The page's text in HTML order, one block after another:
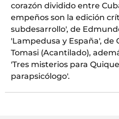
corazón dividido entre
empeños son la edición
subdesarrollo', de
'Lampedusa y España', de
Tomasi (Acantilado),
'Tres misterios para
parapsicólogo'.